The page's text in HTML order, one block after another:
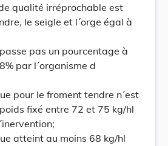
qualité irréprochable est
le seigle et l´orge égal à
pas un pourcentage à
par l´organisme d
pour le froment tendre n´est
fixé entre 72 et 75 kg/hl
atteint au moins 68 kg/hl